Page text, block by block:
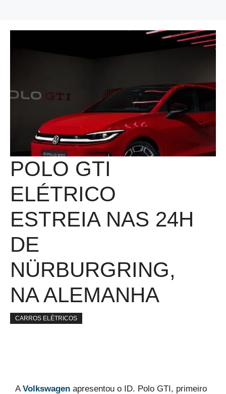
POLO GTI
ELÉTRICO
ESTREIA NAS 24H
DE
NÜRBURGRING,
NA ALEMANHA
CARROS ELÉTRICOS
A Volkswagen apresentou o ID. Polo GTI, primeiro